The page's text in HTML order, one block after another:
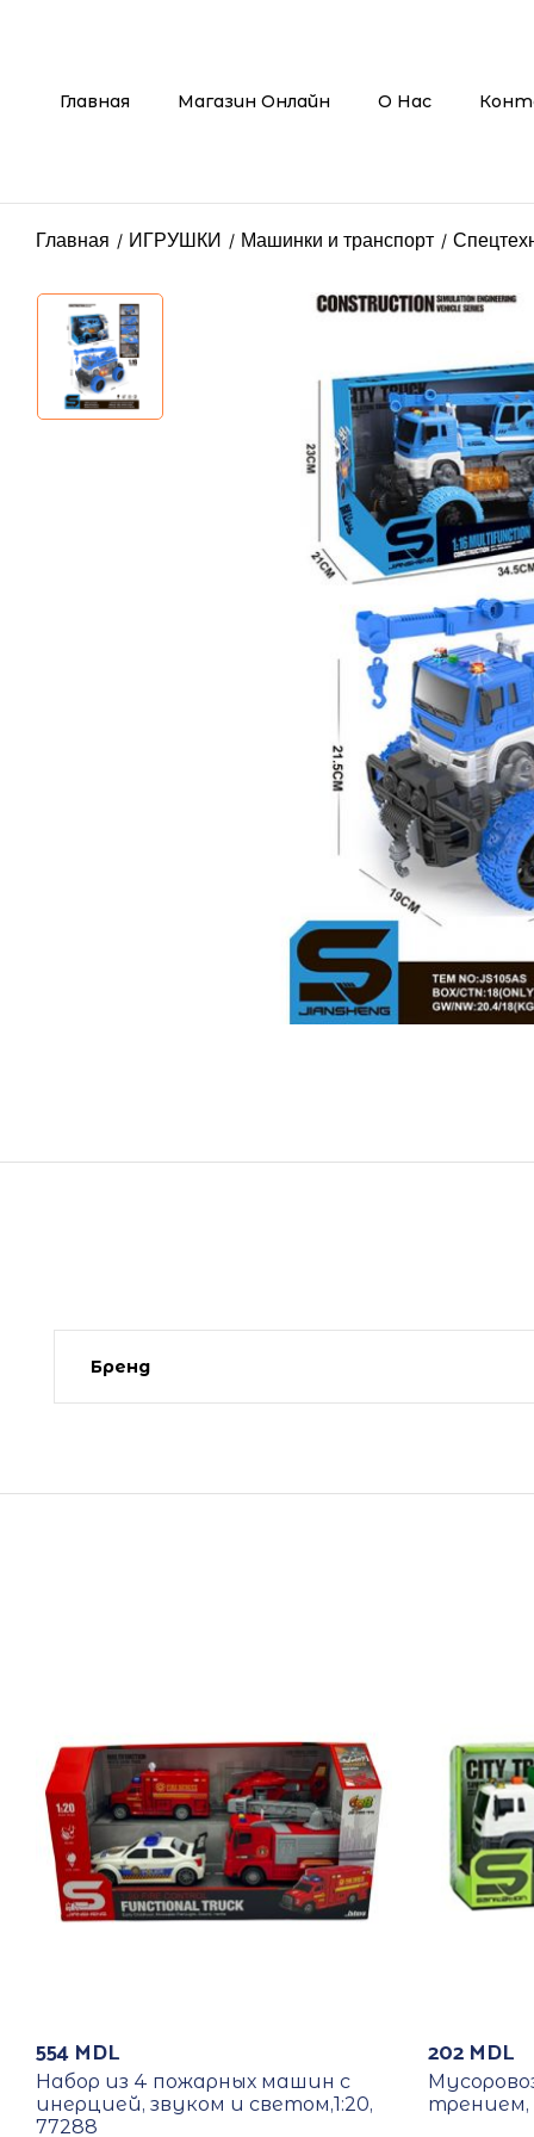
Главная Магазин Онлайн О Нас
Главная ИГРУШКИ Машинки и транспорт
Бренд
554 MDL
Набор из 4 пожарных машин с
инерцией, звуком и светом,1:20,
77288
202 MDL
трением,